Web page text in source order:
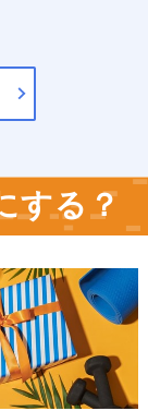
する？